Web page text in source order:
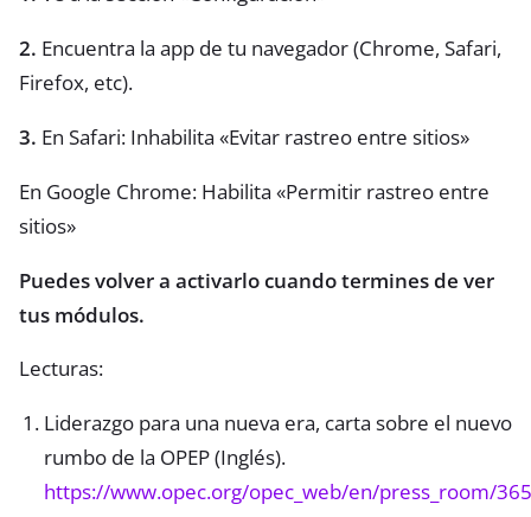
2. Encuentra la app de tu navegador (Chrome, Safari,
Firefox, etc).
3. En Safari: Inhabilita «Evitar rastreo entre sitios»
En Google Chrome: Habilita «Permitir rastreo entre
sitios»
Puedes volver a activarlo cuando termines de ver
tus módulos.
Lecturas:
Liderazgo para una nueva era, carta sobre el nuevo
rumbo de la OPEP (Inglés).
https://www.opec.org/opec_web/en/press_room/